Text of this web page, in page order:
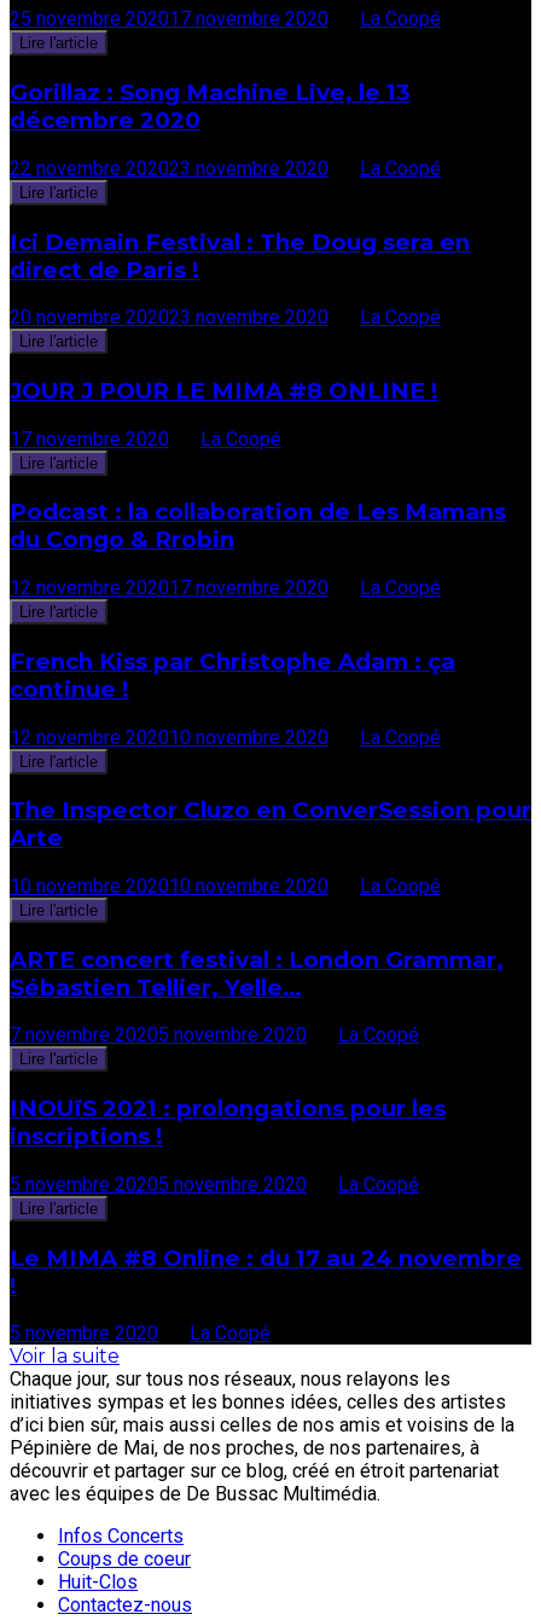
25 novembre 202017 novembre 2020 La Coopé
Lire l'article
Gorillaz : Song Machine Live, le 13
décembre 2020
22 novembre 202023 novembre 2020 La Coopé
Lire l'article
Ici Demain Festival : The Doug sera en
direct de Paris !
20 novembre 202023 novembre 2020 La Coopé
Lire l'article
JOUR J POUR LE MIMA #8 ONLINE !
17 novembre 2020 La Coopé
Lire l'article
Podcast : la collaboration de Les Mamans
du Congo & Rrobin
12 novembre 202017 novembre 2020 La Coopé
Lire l'article
French Kiss par Christophe Adam : ça
continue !
12 novembre 202010 novembre 2020 La Coopé
Lire l'article
The Inspector Cluzo en ConverSession pour
Arte
10 novembre 202010 novembre 2020 La Coopé
Lire l'article
ARTE concert festival : London Grammar,
Sébastien Tellier, Yelle…
7 novembre 20205 novembre 2020 La Coopé
Lire l'article
INOUïS 2021 : prolongations pour les
inscriptions !
5 novembre 20205 novembre 2020 La Coopé
Lire l'article
Le MIMA #8 Online : du 17 au 24 novembre
!
5 novembre 2020
La Coopé
Voir la suite
Chaque jour, sur tous nos réseaux, nous relayons les
initiatives sympas et les bonnes idées, celles des artistes
d’ici bien sûr, mais aussi celles de nos amis et voisins de la
Pépinière de Mai, de nos proches, de nos partenaires, à
découvrir et partager sur ce blog, créé en étroit partenariat
avec les équipes de De Bussac Multimédia.
Infos Concerts
Coups de coeur
Huit-Clos
Contactez-nous